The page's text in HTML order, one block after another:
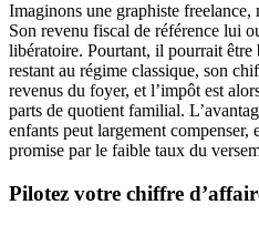
Imaginons une graphiste freelance,
Son revenu fiscal de référence lui
libératoire. Pourtant, il pourrait
restant au régime classique, son
revenus du foyer, et l’impôt est
parts de quotient familial.
enfants peut largement compenser,
promise par le faible taux du
Pilotez votre chiffre